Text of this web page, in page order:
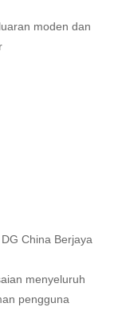
moden dan
China Berjaya
menyeluruh
pengguna